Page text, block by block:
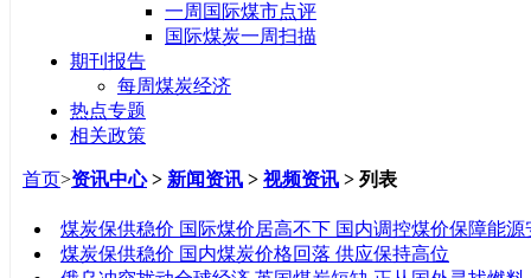
一周国际煤市点评
国际煤炭一周扫描
期刊报告
每周煤炭经济
热点专题
相关政策
首页>资讯中心> 新闻资讯 > 视频资讯 > 列表
煤炭保供稳价 国际煤价居高不下 国内调控煤价保障能源
煤炭保供稳价 国内煤炭价格回落 供应保持高位